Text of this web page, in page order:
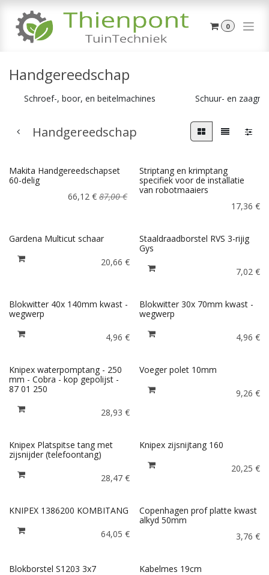
0
Handgereedschap
Schroef-, boor, en beitelmachines Schuur- en
Handgereedschap
Makita Handgereedschapset
60-delig
66,12€ 87,00€
Striptang en krimptang
specifiek voor de installatie
van robotmaaiers
17,36 €
Gardena Multicut schaar
20,66 €
Staaldraadborstel RVS 3-rijig
Gys
7,02€
Blokwitter 40x 140mm kwast -
wegwerp
4,96 €
Blokwitter 30x 70mm kwast -
wegwerp
4,96 €
Knipex waterpomptang - 250
mm - Cobra - kop gepolijst -
87 01 250
28,93 €
Voeger polet 10mm
9,26 €
Knipex Platspitse tang met
zijsnijder (telefoontang)
28,47€
Knipex zijsnijtang 160
20,25 €
KNIPEX 1386200 KOMBITANG
64,05 €
Copenhagen prof platte kwast
alkyd 50mm
3,76 €
Blokborstel S1203 3x7
Kabelmes 19cm